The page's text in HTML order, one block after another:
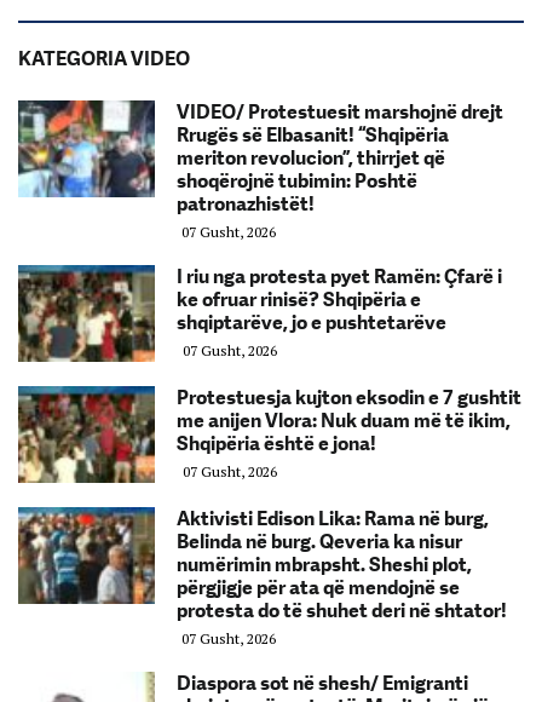
KATEGORIA VIDEO
VIDEO/ Protestuesit marshojnë drejt
Rrugës së Elbasanit! “Shqipëria
meriton revolucion”, thirrjet që
shoqërojnë tubimin: Poshtë
patronazhistët!
07 Gusht, 2026
I riu nga protesta pyet Ramën: Çfarë i
ke ofruar rinisë? Shqipëria e
shqiptarëve, jo e pushtetarëve
07 Gusht, 2026
Protestuesja kujton eksodin e 7 gushtit
me anijen Vlora: Nuk duam më të ikim,
Shqipëria është e jona!
07 Gusht, 2026
Aktivisti Edison Lika: Rama në burg,
Belinda në burg. Qeveria ka nisur
numërimin mbrapsht. Sheshi plot,
përgjigje për ata që mendojnë se
protesta do të shuhet deri në shtator!
07 Gusht, 2026
Diaspora sot në shesh/ Emigranti